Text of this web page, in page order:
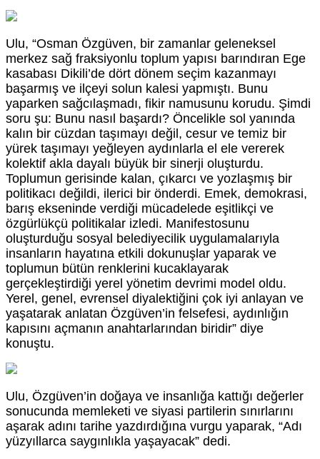
Ulu, “Osman Özgüven, bir zamanlar geleneksel
merkez sağ fraksiyonlu toplum yapısı barındıran Ege
kasabası Dikili’de dört dönem seçim kazanmayı
başarmış ve ilçeyi solun kalesi yapmıştı. Bunu
yaparken sağcılaşmadı, fikir namusunu korudu. Şimdi
soru şu: Bunu nasıl başardı? Öncelikle sol yanında
kalın bir cüzdan taşımayı değil, cesur ve temiz bir
yürek taşımayı yeğleyen aydınlarla el ele vererek
kolektif akla dayalı büyük bir sinerji oluşturdu.
Toplumun gerisinde kalan, çıkarcı ve yozlaşmış bir
politikacı değildi, ilerici bir önderdi. Emek, demokrasi,
barış ekseninde verdiği mücadelede eşitlikçi ve
özgürlükçü politikalar izledi. Manifestosunu
oluşturduğu sosyal belediyecilik uygulamalarıyla
insanların hayatına etkili dokunuşlar yaparak ve
toplumun bütün renklerini kucaklayarak
gerçekleştirdiği yerel yönetim devrimi model oldu.
Yerel, genel, evrensel diyalektiğini çok iyi anlayan ve
yaşatarak anlatan Özgüven’in felsefesi, aydınlığın
kapısını açmanın anahtarlarından biridir” diye
konuştu.
Ulu, Özgüven’in doğaya ve insanlığa kattığı değerler
sonucunda memleketi ve siyasi partilerin sınırlarını
aşarak adını tarihe yazdırdığına vurgu yaparak, “Adı
yüzyıllarca saygınlıkla yaşayacak” dedi.